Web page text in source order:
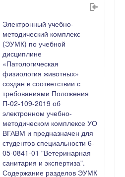
Электронный учебно-
методический комплекс
(ЭУМК) по учебной
дисциплине
«Патологическая
физиология животных»
создан в соответствии с
требованиями Положения
П-02-109-2019 об
электронном учебно-
методическом комплексе УО
ВГАВМ и предназначен для
студентов специальности 6-
05-0841-01 "Ветеринарная
санитария и экспертиза".
Содержание разделов ЭУМК